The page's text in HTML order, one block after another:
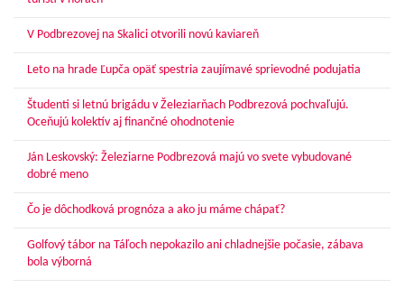
V Podbrezovej na Skalici otvorili novú kaviareň
Leto na hrade Ľupča opäť spestria zaujímavé sprievodné podujatia
Študenti si letnú brigádu v Železiarňach Podbrezová pochvaľujú.
Oceňujú kolektív aj finančné ohodnotenie
Ján Leskovský: Železiarne Podbrezová majú vo svete vybudované
dobré meno
Čo je dôchodková prognóza a ako ju máme chápať?
Golfový tábor na Táľoch nepokazilo ani chladnejšie počasie, zábava
bola výborná